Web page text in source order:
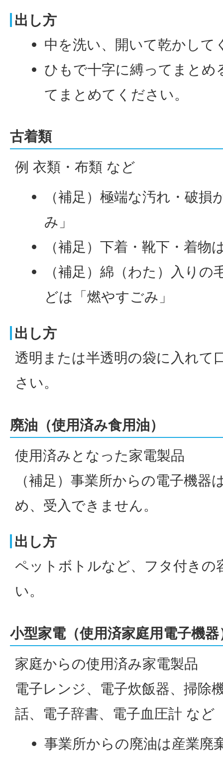
出し方
中を洗い、開いて乾かして
ひもで十字に縛ってまとめ
てまとめてください。
古着類
例 衣類・布類 など
（補足）極端な汚れ・破
み」
（補足）下着・靴下・着物
（補足）綿（わた）入り
どは「燃やすごみ」
出し方
透明または半透明の袋に入れて
さい。
廃油（使用済み食用油）
使用済みとなった家電製品
（補足）事業所からの電子機器
め、受入できません。
出し方
ペットボトルなど、フタ付きの
い。
小型家電（使用済家庭用電子機器
家庭からの使用済み家電製品
電子レンジ、電子炊飯器、掃除
話、電子辞書、電子血圧計 など
事業所からの廃油は産業廃